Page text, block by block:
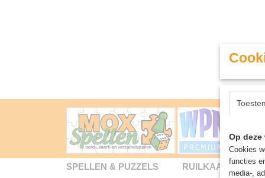
SPELLEN & PUZZELS RUILKAARTEN
Op
Cookies
functies
media-,